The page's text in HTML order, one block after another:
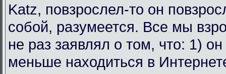
Katz, повзрослел-то он
собой, разумеется. Все мы
не раз заявлял о том, что: 1)
меньше находиться в